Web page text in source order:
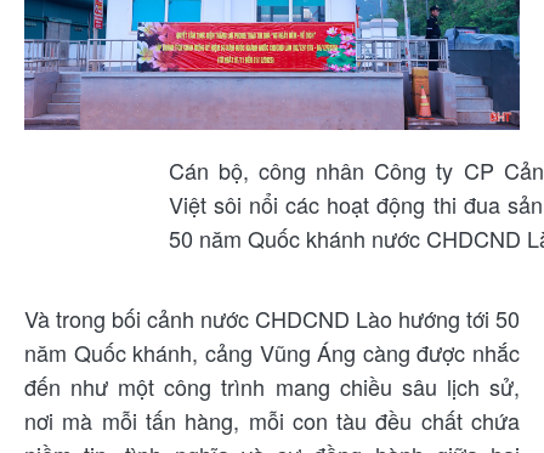
Cán bộ, công nhân Công ty CP
Việt sôi nổi các hoạt động thi đua
50 năm Quốc khánh nước CHDCND
Và trong bối cảnh nước CHDCND Lào hướng tới 50
năm Quốc khánh, cảng Vũng Áng càng được nhắc
đến như một công trình mang chiều sâu lịch sử,
nơi mà mỗi tấn hàng, mỗi con tàu đều chất chứa